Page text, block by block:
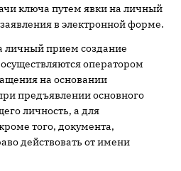
ключа путем явки на личный
в электронной форме.
личный прием создание
оператором
на основании
предъявлении основного
личность, а для
того, документа,
действовать от имени